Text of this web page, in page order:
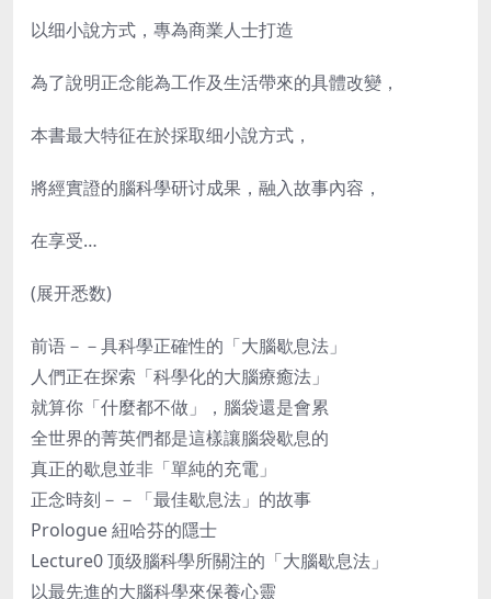
以细小說方式，專為商業人士打造
為了說明正念能為工作及生活帶來的具體改變，
本書最大特征在於採取细小說方式，
將經實證的腦科學研讨成果，融入故事內容，
在享受…
(展开悉数)
前语－－具科學正確性的「大腦歇息法」
人們正在探索「科學化的大腦療癒法」
就算你「什麼都不做」，腦袋還是會累
全世界的菁英們都是這樣讓腦袋歇息的
真正的歇息並非「單純的充電」
正念時刻－－「最佳歇息法」的故事
Prologue 紐哈芬的隱士
Lecture0 顶级腦科學所關注的「大腦歇息法」
以最先進的大腦科學來保養心靈